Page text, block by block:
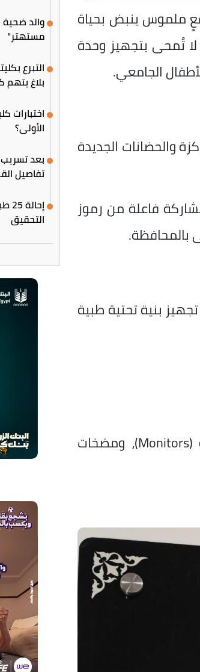
إلى واقعٍ ملموس ينبض بحياة
لا تُمحى بتجهيز وحدة
الجامعي.
والحضانات الجديدة
38 بكلية الطب، وبمشاركة فاعلة من رموز
بالمحافظة.
السوقية بنحو 2 مليون جنيه، تجهيز بنية تحتية طبية
أجهزة تنفس صناعي، وشاشات مراقبة العمليات الحيوية (Monitors)، ومضخات
والد ضحية
مستهتر"
بلاغ يتهم
اختبارات
الأولى؟
بعد
تفاصيل
التحقيق